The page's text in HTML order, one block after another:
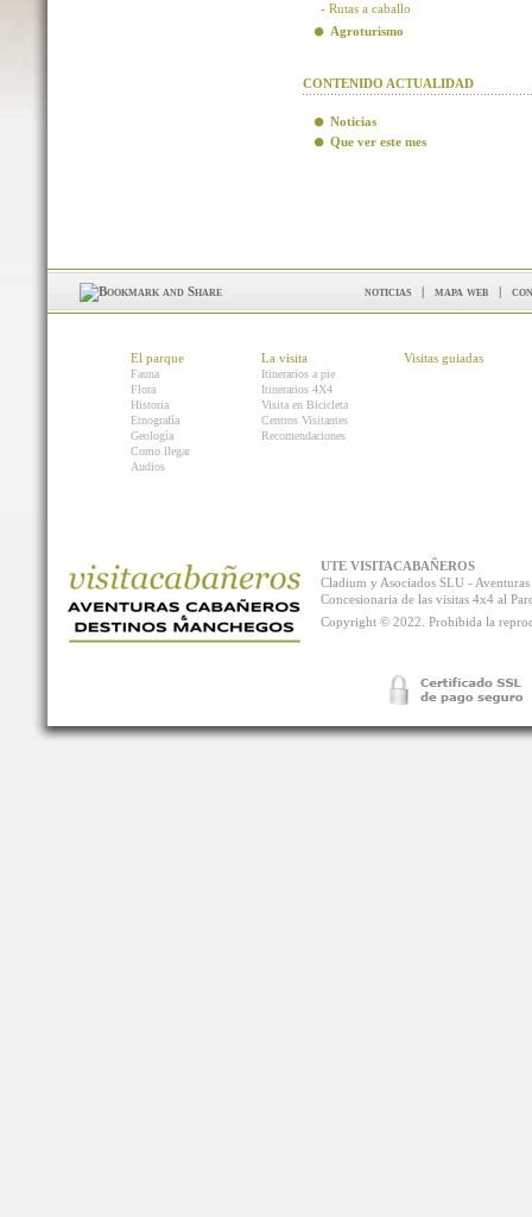
- Rutas a caballo
Agroturismo
CONTENIDO ACTUALIDAD
Noticias
Que ver este mes
noticias | mapa web |
El parque
Fauna
Flora
Historia
Etnografía
Geología
Como llegar
Audios
La visita
Itinerarios a pie
Itinerarios 4X4
Visita en Bicicleta
Centros Visitantes
Recomendaciones
Visitas guiadas
UTE VISITACABAÑEROS
Cladium y Asociados SLU -
Concesionaria de las visitas 4x4 al
Copyright © 2022. Prohibida la